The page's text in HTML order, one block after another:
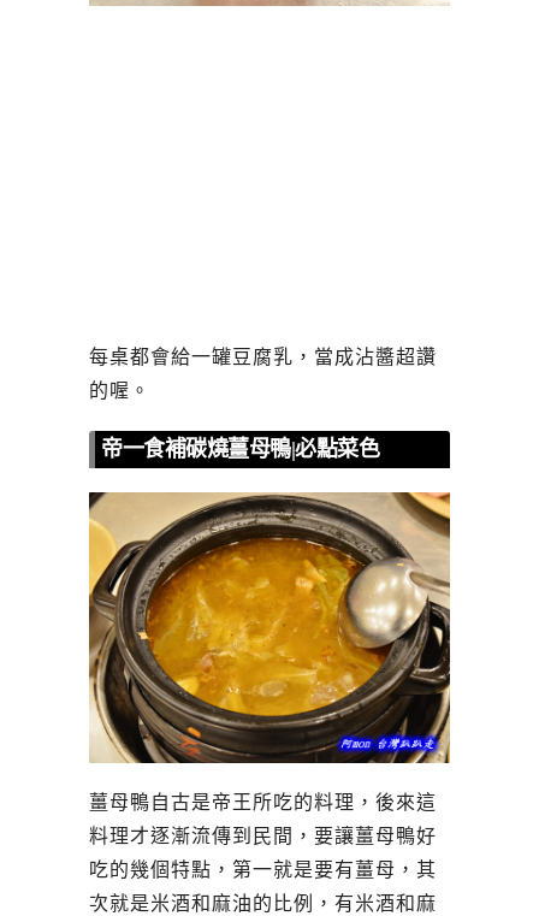
每桌都會給一罐豆腐乳，當成沾醬超讚
的喔。
帝一食補碳燒薑母鴨|必點菜色
薑母鴨自古是帝王所吃的料理，後來這
料理才逐漸流傳到民間，要讓薑母鴨好
吃的幾個特點，第一就是要有薑母，其
次就是米酒和麻油的比例，有米酒和麻